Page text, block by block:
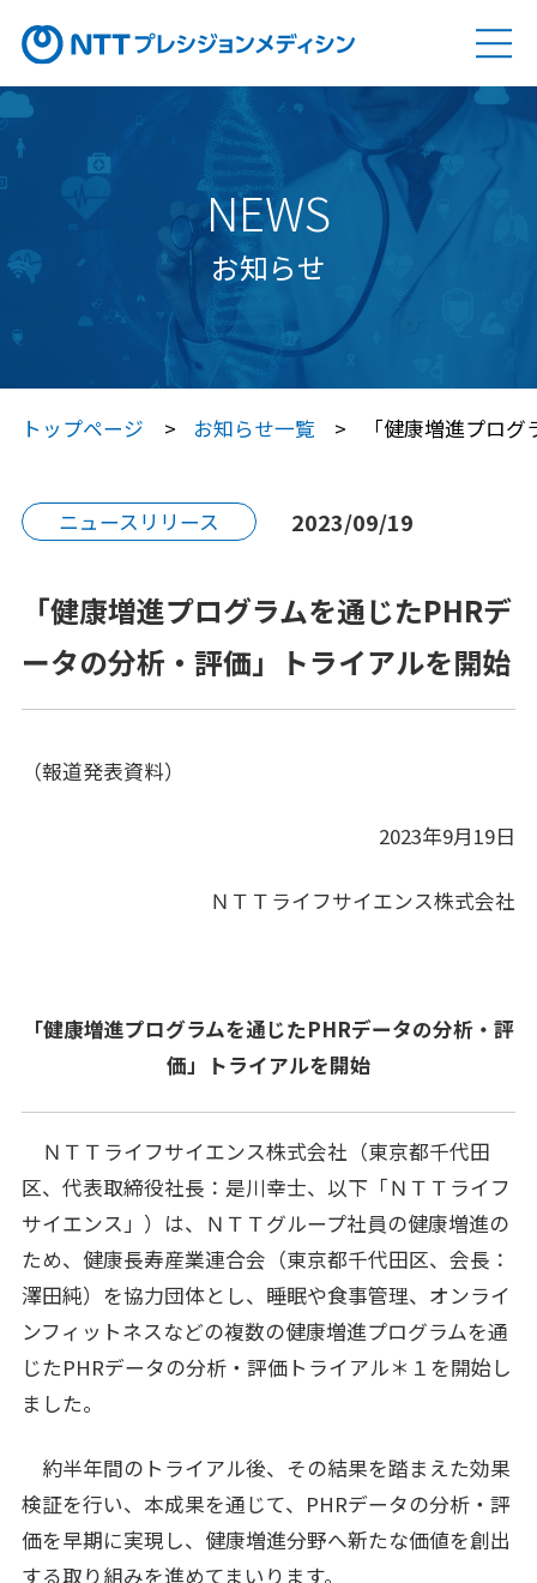
ソリューション SOLUTION
Genovision（ゲノビジョン）
Genovision Dock®（ゲノビジョン ドック）
Genovision PGx
（ゲノビジョン ピージーエックス）
特定保健指導サービス
Japan プレシジョン・メディシン
Japan プレシジョン・メディシン
NTTコホート（就業世代の遺伝子・健診・
健康経営®コンサルティング
電子カルテ（モバカル）
企業理念
企業情報
採用情報
ナレッジコンテンツ
お問い合わせ
NEWS
お知らせ
トップページ お知らせ一覧 「健康増進プロ
ニュースリリース 2023/09/19
「健康増進プログラムを通じたPHRデ
ータの分析・評価」トライアルを開始
（報道発表資料）
2023年9月19日
ＮＴＴライフサイエンス株式会社
「健康増進プログラムを通じたPHRデータの分析・評
価」トライアルを開始
ＮＴＴライフサイエンス株式会社（東京都千代田
区、代表取締役社長：是川幸士、以下「ＮＴＴライフ
サイエンス」）は、ＮＴＴグループ社員の健康増進の
ため、健康長寿産業連合会（東京都千代田区、会長：
澤田純）を協力団体とし、睡眠や食事管理、オンライ
ンフィットネスなどの複数の健康増進プログラムを通
じたPHRデータの分析・評価トライアル＊１を開始し
ました。
約半年間のトライアル後、その結果を踏まえた効果
検証を行い、本成果を通じて、PHRデータの分析・評
価を早期に実現し、健康増進分野へ新たな価値を創出
する取り組みを進めてまいります。